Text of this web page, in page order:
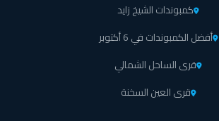
كمبوندات الشيخ زايد
أفضل الكمبوندات في 6 أكتوبر
قرى الساحل الشمالي
قرى العين السخنة